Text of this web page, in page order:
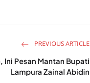
PREVIOUS ARTICLE
Ini Pesan Mantan Bupati
Lampura Zainal Abidin